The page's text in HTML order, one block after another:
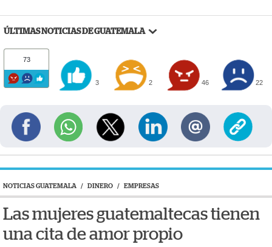
ÚLTIMAS NOTICIAS DE GUATEMALA
73
3 2 46 22
NOTICIAS GUATEMALA / DINERO / EMPRESAS
Las mujeres guatemaltecas tienen
una cita de amor propio